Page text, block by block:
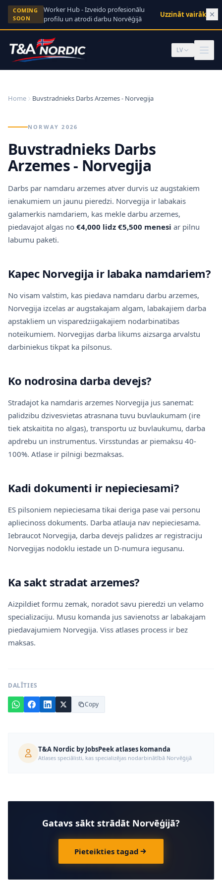
Skip to content
COMING
SOON
Worker Hub - Izveido profesionālu
profilu un atrodi darbu Norvēģijā
Uzzināt vairāk →
LV
Home Buvstradnieks Darbs Arzemes - Norvegija
NORWAY 2026
Buvstradnieks Darbs
Arzemes - Norvegija
Darbs par namdaru arzemes atver durvis uz augstakiem
ienakumiem un jaunu pieredzi. Norvegija ir labakais
galamerkis namdariem, kas mekle darbu arzemes,
piedavajot algas no €4,000 lidz €5,500 menesi ar pilnu
labumu paketi.
Kapec Norvegija ir labaka namdariem?
No visam valstim, kas piedava namdaru darbu arzemes,
Norvegija izcelas ar augstakajam algam, labakajiem darba
apstakliem un visparedziigakajiem nodarbinatibas
noteikumiem. Norvegijas darba likums aizsarga arvalstu
darbiniekus tikpat ka pilsonus.
Ko nodrosina darba devejs?
Stradajot ka namdaris arzemes Norvegija jus sanemat:
palidzibu dzivesvietas atrasnana tuvu buvlaukumam (ire
tiek atskaitita no algas), transportu uz buvlaukumu, darba
apdrebu un instrumentus. Virsstundas ar piemaksu 40-
100%. Atlase ir pilnigi bezmaksas.
Kadi dokumenti ir nepieciesami?
ES pilsoniem nepieciesama tikai deriga pase vai personu
apliecinoss dokuments. Darba atlauja nav nepieciesama.
Iebraucot Norvegija, darba devejs palidzes ar registraciju
Norvegijas nodoklu iestade un D-numura iegusanu.
Ka sakt stradat arzemes?
Aizpildiet formu zemak, noradot savu pieredzi un velamo
specializaciju. Musu komanda jus savienotss ar labakajam
piedavajumiem Norvegija. Viss atlases process ir bez
maksas.
DALĪTIES
Copy
T&A Nordic by JobsPeek atlases komanda
Atlases speciālisti, kas specializējas nodarbinātībā Norvēģijā
Gatavs sākt strādāt Norvēģijā?
Pieteikties tagad